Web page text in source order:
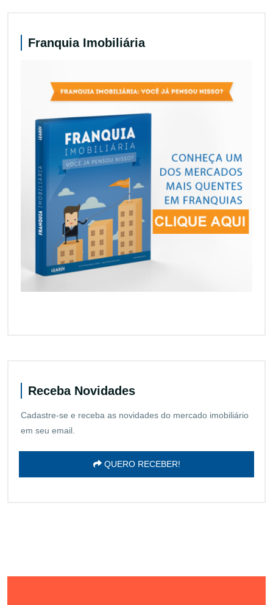
Franquia Imobiliária
Receba Novidades
Cadastre-se e receba as novidades do mercado imobiliário
em seu email.
QUERO RECEBER!